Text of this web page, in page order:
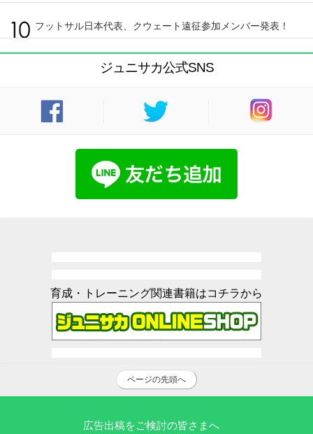
フットサル日本代表、クウェート遠征参加メンバー発表！
ジュニサカ公式SNS
育成・トレーニング関連書籍はコチラから
ページの先頭へ
広告出稿をご検討の皆さまへ